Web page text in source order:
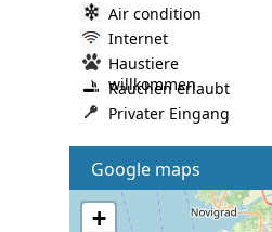
Air condition
Internet
Haustiere
willkommen
Rauchen erlaubt
Privater Eingang
Google maps